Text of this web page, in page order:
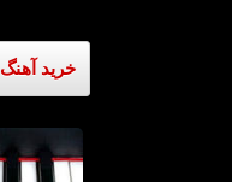
خرید آهنگ ۱۵۰۰۰ تومان